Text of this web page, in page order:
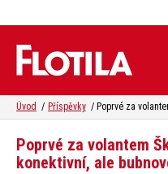
Úvod Příspěvky
Poprvé za volantem
konektivní, ale